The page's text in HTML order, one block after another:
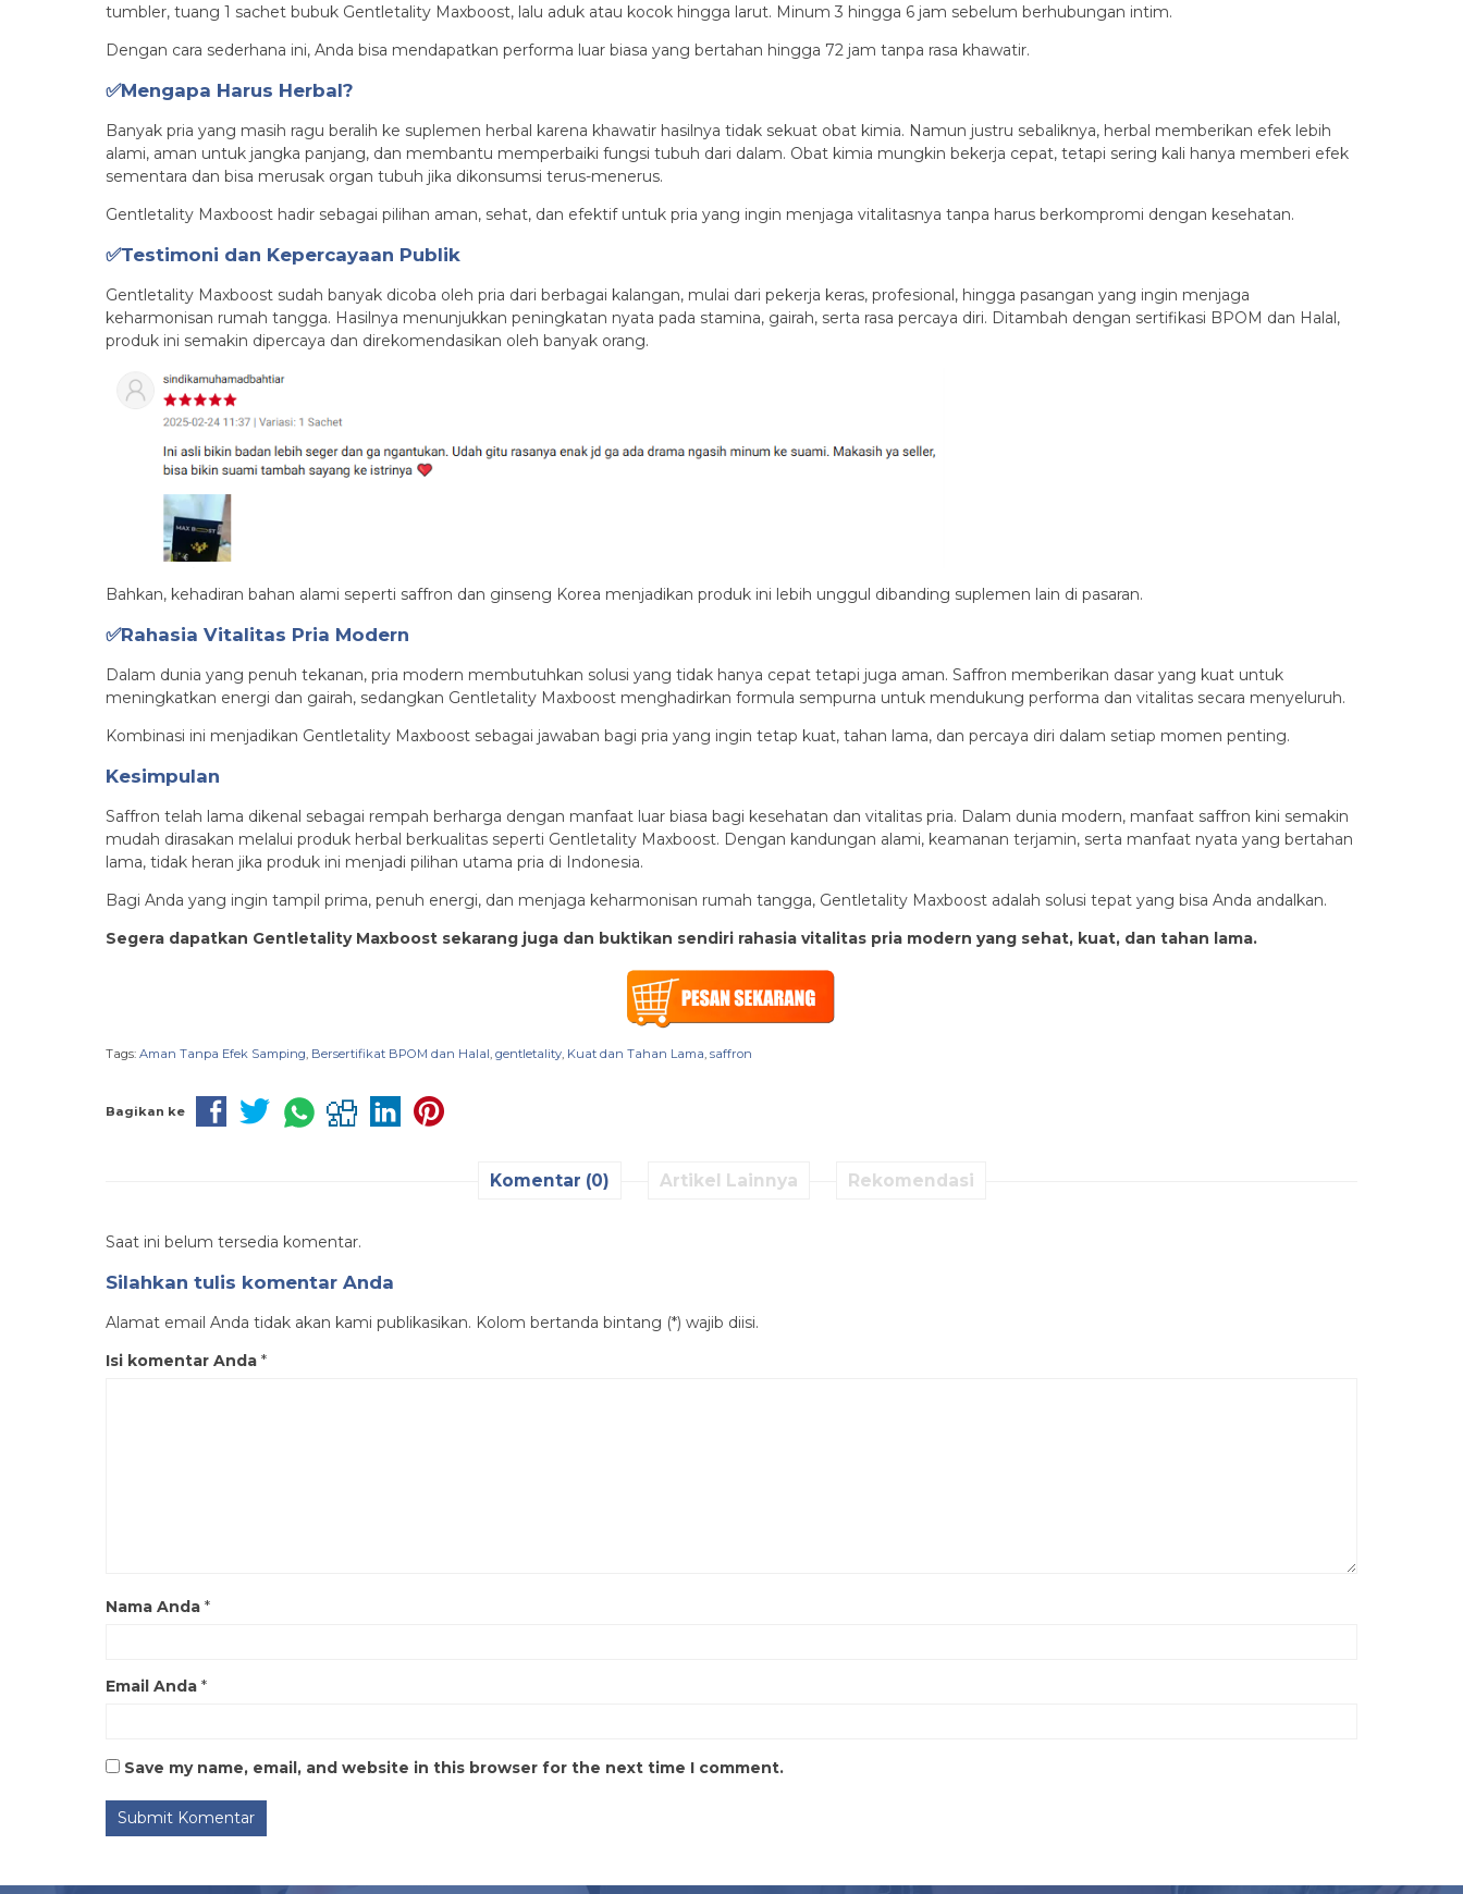
tumbler, tuang 1 sachet bubuk Gentletality Maxboost, lalu aduk atau kocok hingga larut. Minum 3 hingga 6 jam sebelum berhubungan intim.
Dengan cara sederhana ini, Anda bisa mendapatkan performa luar biasa yang bertahan hingga 72 jam tanpa rasa khawatir.
✅Mengapa Harus Herbal?
Banyak pria yang masih ragu beralih ke suplemen herbal karena khawatir hasilnya tidak sekuat obat kimia. Namun justru sebaliknya, herbal memberikan efek lebih
alami, aman untuk jangka panjang, dan membantu memperbaiki fungsi tubuh dari dalam. Obat kimia mungkin bekerja cepat, tetapi sering kali hanya memberi efek
sementara dan bisa merusak organ tubuh jika dikonsumsi terus-menerus.
Gentletality Maxboost hadir sebagai pilihan aman, sehat, dan efektif untuk pria yang ingin menjaga vitalitasnya tanpa harus berkompromi dengan kesehatan.
✅Testimoni dan Kepercayaan Publik
Gentletality Maxboost sudah banyak dicoba oleh pria dari berbagai kalangan, mulai dari pekerja keras, profesional, hingga pasangan yang ingin menjaga
keharmonisan rumah tangga. Hasilnya menunjukkan peningkatan nyata pada stamina, gairah, serta rasa percaya diri. Ditambah dengan sertifikasi BPOM dan Halal,
produk ini semakin dipercaya dan direkomendasikan oleh banyak orang.
Bahkan, kehadiran bahan alami seperti saffron dan ginseng Korea menjadikan produk ini lebih unggul dibanding suplemen lain di pasaran.
✅Rahasia Vitalitas Pria Modern
Dalam dunia yang penuh tekanan, pria modern membutuhkan solusi yang tidak hanya cepat tetapi juga aman. Saffron memberikan dasar yang kuat untuk
meningkatkan energi dan gairah, sedangkan Gentletality Maxboost menghadirkan formula sempurna untuk mendukung performa dan vitalitas secara menyeluruh.
Kombinasi ini menjadikan Gentletality Maxboost sebagai jawaban bagi pria yang ingin tetap kuat, tahan lama, dan percaya diri dalam setiap momen penting.
Kesimpulan
Saffron telah lama dikenal sebagai rempah berharga dengan manfaat luar biasa bagi kesehatan dan vitalitas pria. Dalam dunia modern, manfaat saffron kini semakin
mudah dirasakan melalui produk herbal berkualitas seperti Gentletality Maxboost. Dengan kandungan alami, keamanan terjamin, serta manfaat nyata yang bertahan
lama, tidak heran jika produk ini menjadi pilihan utama pria di Indonesia.
Bagi Anda yang ingin tampil prima, penuh energi, dan menjaga keharmonisan rumah tangga, Gentletality Maxboost adalah solusi tepat yang bisa Anda andalkan.
Segera dapatkan Gentletality Maxboost sekarang juga dan buktikan sendiri rahasia vitalitas pria modern yang sehat, kuat, dan tahan lama.
Tags: Aman Tanpa Efek Samping, Bersertifikat BPOM dan Halal, gentletality, Kuat dan Tahan Lama, saffron
Bagikan ke
Komentar (0) Artikel Lainnya Rekomendasi
Saat ini belum tersedia komentar.
Silahkan tulis komentar Anda
Alamat email Anda tidak akan kami publikasikan. Kolom bertanda bintang (*) wajib diisi.
Isi komentar Anda *
Nama Anda *
Email Anda *
Save my name, email, and website in this browser for the next time I comment.